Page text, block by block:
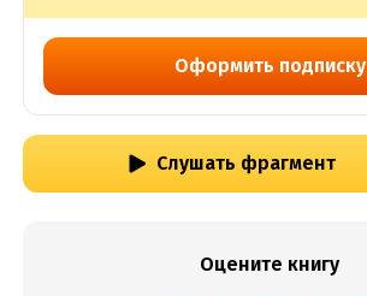
Оформить подписку
Слушать фрагмент
Оцените книгу